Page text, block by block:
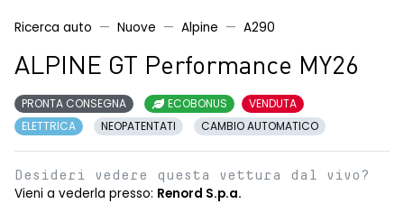
Ricerca auto Nuove Alpine A290
ALPINE GT Performance MY26
PRONTA CONSEGNA ECOBONUS
VENDUTA
ELETTRICA
NEOPATENTATI CAMBIO AUTOMATICO
Desideri vedere questa vettura dal vivo?
Vieni a vederla presso: Renord S.p.a.